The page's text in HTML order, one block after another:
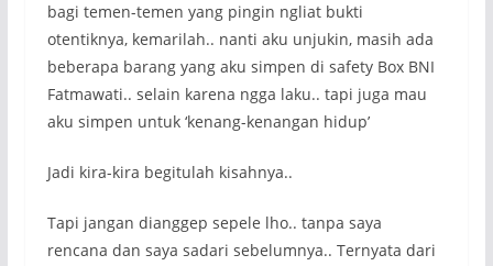
bagi temen-temen yang pingin ngliat bukti
otentiknya, kemarilah.. nanti aku unjukin, masih ada
beberapa barang yang aku simpen di safety Box BNI
Fatmawati.. selain karena ngga laku.. tapi juga mau
aku simpen untuk ‘kenang-kenangan hidup’
Jadi kira-kira begitulah kisahnya..
Tapi jangan dianggep sepele lho.. tanpa saya
rencana dan saya sadari sebelumnya.. Ternyata dari